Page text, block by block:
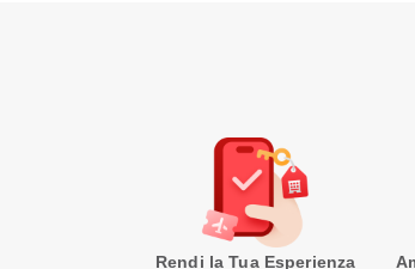
Rendi la Tua Esperienza